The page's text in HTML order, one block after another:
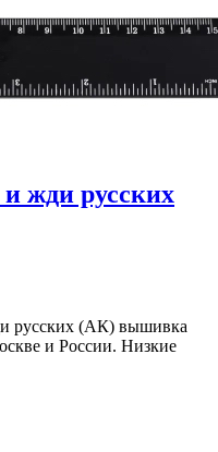
жди русских
русских (АК) вышивка
и России. Низкие